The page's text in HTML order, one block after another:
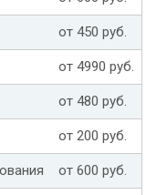
от 450 руб.
от 4990 руб.
от 480 руб.
от 200 руб.
от 600 руб.